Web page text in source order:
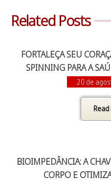
Related Posts
FORTALEÇA SEU
SPINNING PARA A
20 de
BIOIMPEDÂNCIA: A
CORPO E